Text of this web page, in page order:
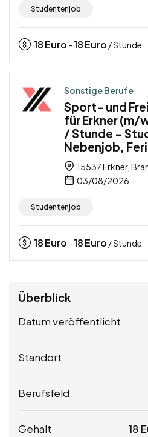
Studentenjob
18Euro -18Euro / Stunde
Sonstige Berufe
Sport- und
für Erkner (m/
/ Stunde –
Nebenjob,
15537 Erkner,
03/08/2026
Studentenjob
18Euro -18Euro / Stunde
Überblick
Datum veröffentlicht
Standort
Berufsfeld
Gehalt 18